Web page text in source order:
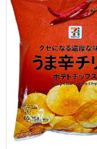
今週の新商品
来週の新商品
商品カテゴリ一覧
セブンプレミアム
食の安全・安心への
サービス
サービストップ
nanacoトップ
マルチコピー機でで
マルチコピー機ででき
便利なサービス
企業情報
企業情報トップ
ニュースリリース
ごあいさつ
私たちの取組み
サステナビリティ
サステナビリティトッ